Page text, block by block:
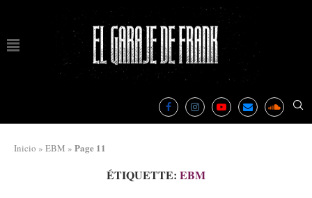
Inicio » EBM » Page 11
ÉTIQUETTE: EBM